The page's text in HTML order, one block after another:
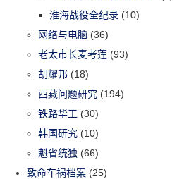
淮海战役全纪录 (10)
网络与电脑 (36)
老太市长麦考莲 (93)
胡耀邦 (18)
西藏问题研究 (194)
铁路华工 (30)
韩国研究 (10)
魁省统独 (66)
致命车祸档案 (25)